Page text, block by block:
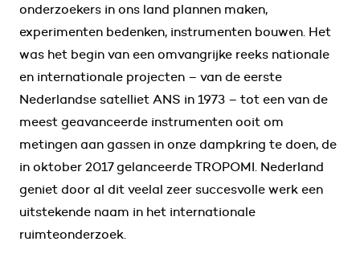
onderzoekers in ons land plannen maken,
experimenten bedenken, instrumenten bouwen. Het
was het begin van een omvangrijke reeks nationale
en internationale projecten – van de eerste
Nederlandse satelliet ANS in 1973 – tot een van de
meest geavanceerde instrumenten ooit om
metingen aan gassen in onze dampkring te doen, de
in oktober 2017 gelanceerde TROPOMI. Nederland
geniet door al dit veelal zeer succesvolle werk een
uitstekende naam in het internationale
ruimteonderzoek.